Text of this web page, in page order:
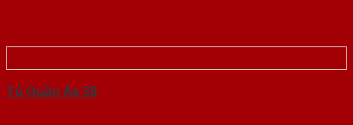
Tủ Quần Áo 38